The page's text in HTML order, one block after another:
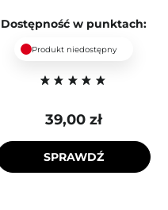
Dostępność w punktach:
Produkt niedostępny
39,00 zł
SPRAWDŹ